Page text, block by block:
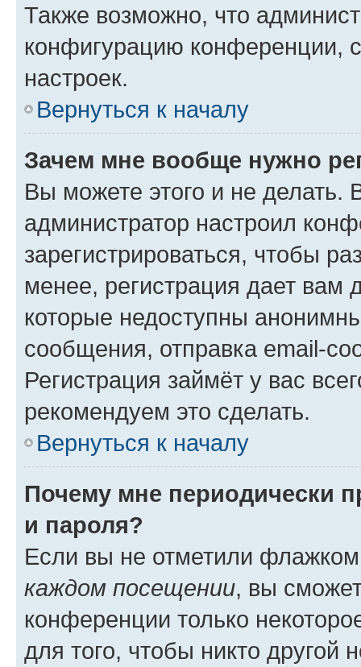
Также возможно, что
конфигурацию конференции,
настроек.
Вернуться к началу
Зачем мне вообще нужно
Вы можете этого и не делать.
администратор настроил
зарегистрироваться, чтобы
менее, регистрация дает вам
которые недоступны
сообщения, отправка email-
Регистрация займёт у вас
рекомендуем это сделать.
Вернуться к началу
Почему мне периодически
и пароля?
Если вы не отметили
каждом посещении, вы
конференции только
для того, чтобы никто другой